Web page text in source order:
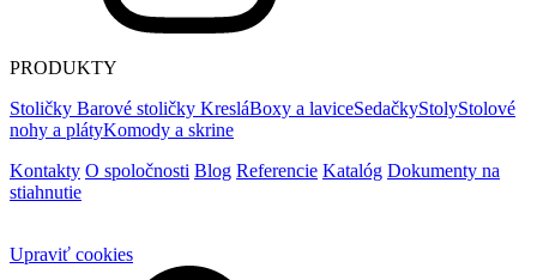
PRODUKTY
Stoličky Barové stoličky KresláBoxy a laviceSedačkyStolyStolové
nohy a plátyKomody a skrine
Kontakty O spoločnosti Blog Referencie Katalóg Dokumenty na
stiahnutie
Upraviť cookies